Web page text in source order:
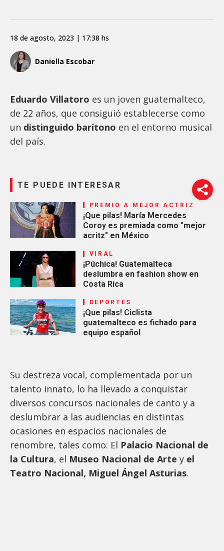
Daniella Escobar
18 de agosto, 2023 | 17:38 hs
Eduardo Villatoro es un joven guatemalteco,
de 22 años, que consiguió establecerse como
un distinguido barítono en el entorno musical
del país.
TE PUEDE INTERESAR
PREMIO A MEJOR ACTRIZ
¡Que pilas! María Mercedes
Coroy es premiada como "mejor
acritz" en México
VIRAL
¡Púchica! Guatemalteca
deslumbra en fashion show en
Costa Rica
DEPORTES
¡Que pilas! Ciclista
guatemalteco es fichado para
equipo español
Su destreza vocal, complementada por un
talento innato, lo ha llevado a conquistar
diversos concursos nacionales de canto y a
deslumbrar a las audiencias en distintas
ocasiones en espacios nacionales de
renombre, tales como: El Palacio Nacional de
la Cultura, el Museo Nacional de Arte y el
Teatro Nacional, Miguel Ángel Asturias.